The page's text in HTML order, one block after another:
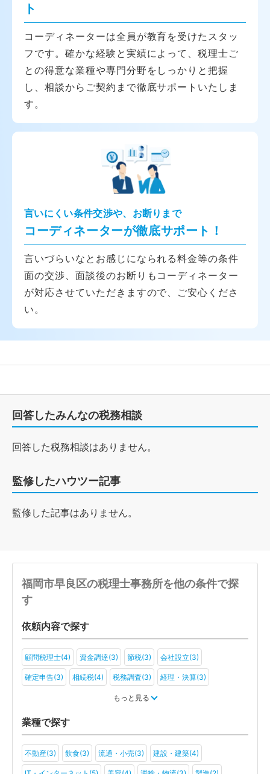
ト
コーディネーターは全員が教育を受けたスタッ
フです。確かな経験と実績によって、税理士ご
との得意な業種や専門分野をしっかりと把握
し、相談からご契約まで徹底サポートいたしま
す。
言いにくい条件交渉や、お断りまで
コーディネーターが徹底サポート！
言いづらいなとお感じになられる料金等の条件
面の交渉、面談後のお断りもコーディネーター
が対応させていただきますので、ご安心くださ
い。
回答したみんなの税務相談
回答した税務相談はありません。
監修したハウツー記事
監修した記事はありません。
福岡市早良区の税理士事務所を他の条件で探
す
依頼内容で探す
顧問税理士(4) 資金調達(3) 節税(3) 会社設立(3)
確定申告(3) 相続税(4) 税務調査(3) 経理・決算(3)
もっと見る
業種で探す
不動産(3) 飲食(3) 流通・小売(3) 建設・建築(4)